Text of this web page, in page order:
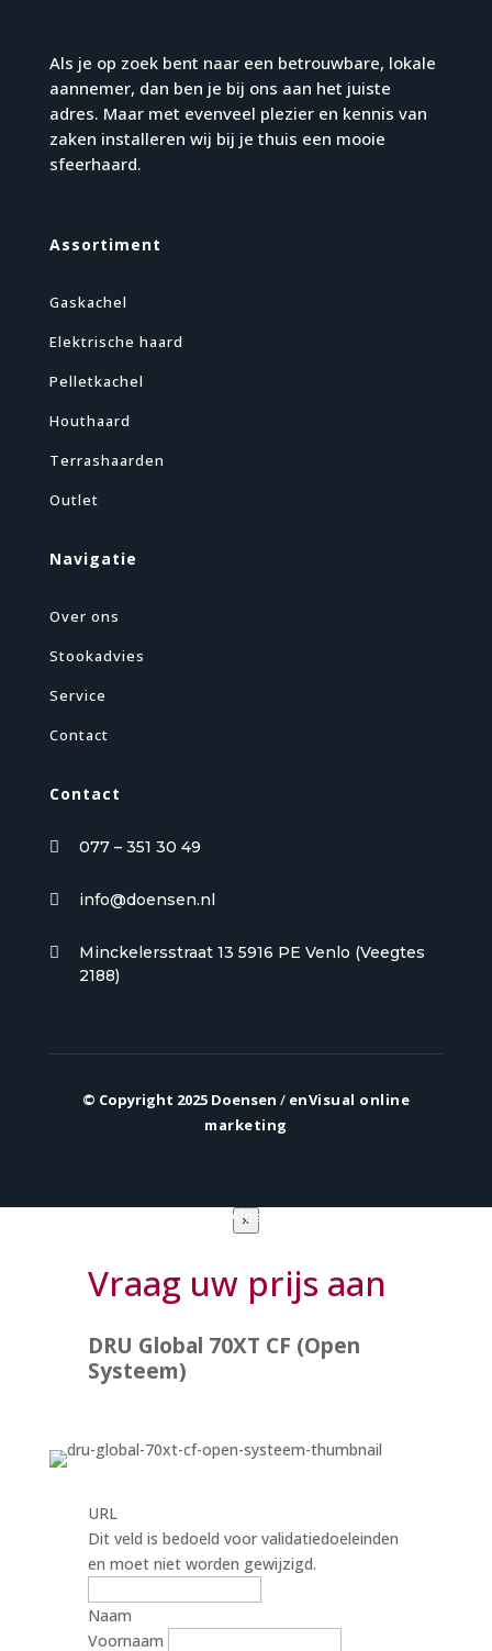
Als je op zoek bent naar een betrouwbare, lokale
aannemer, dan ben je bij ons aan het juiste
adres. Maar met evenveel plezier en kennis van
zaken installeren wij bij je thuis een mooie
sfeerhaard.
Assortiment
Gaskachel
Elektrische haard
Pelletkachel
Houthaard
Terrashaarden
Outlet
Navigatie
Over ons
Stookadvies
Service
Contact
Contact
 077 – 351 30 49
 info@doensen.nl

Minckelersstraat 13 5916 PE Venlo (Veegtes
2188)
© Copyright 2025 Doensen / enVisual online
marketing
Algemene voorwaarden
×
Vraag uw prijs aan
DRU Global 70XT CF (Open
Systeem)
URL
Dit veld is bedoeld voor validatiedoeleinden
en moet niet worden gewijzigd.
Naam
Voornaam